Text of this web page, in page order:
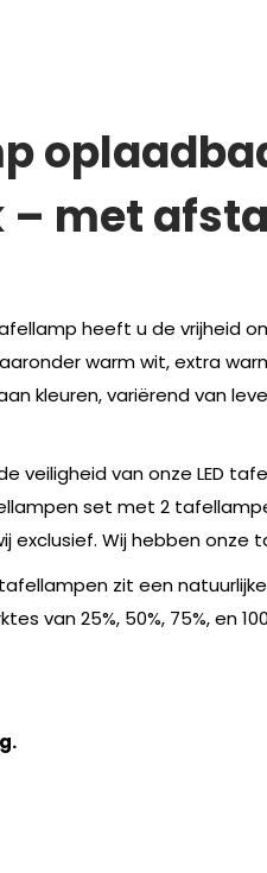
– met
heeft u de vrijheid
warm wit, extra
kleuren, variërend van
veiligheid van onze LED
set met 2
exclusief. Wij hebben
tafellampen zit een
van 25%, 50%, 75%, en